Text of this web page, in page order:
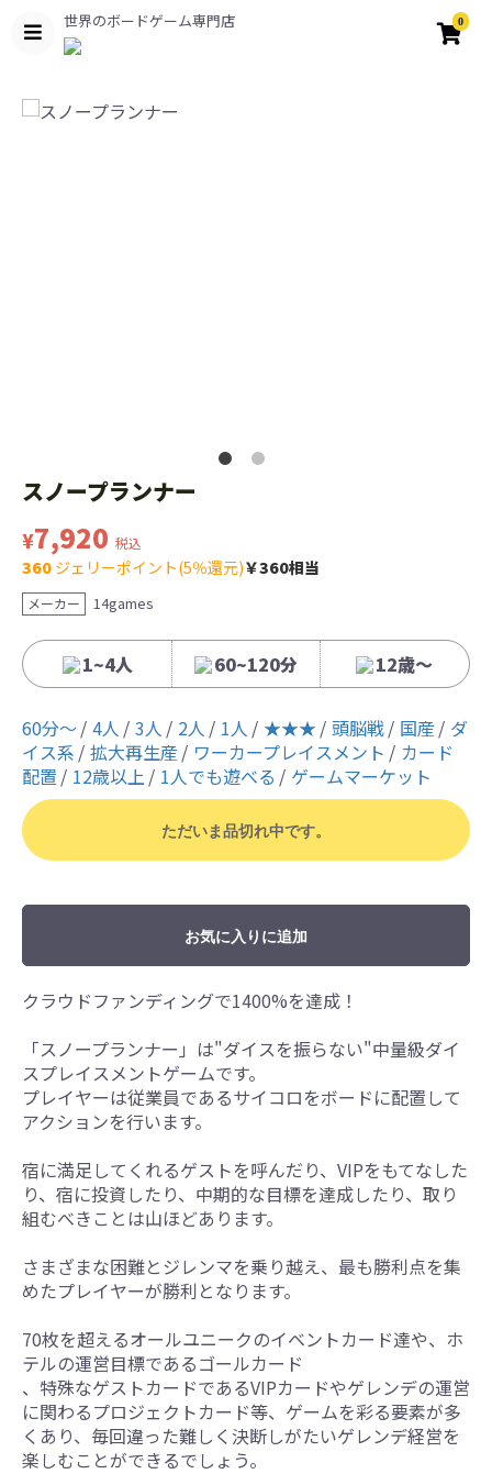
世界のボードゲーム専門店 0
スノープランナー
¥7,920 税込
360 ジェリーポイント(5％還元)￥360相当
メーカー 14games
1~4人 60~120分 12歳〜
60分〜 4人 3人 2人 1人 ★★★ 頭脳戦 国産
ダ
イス系
拡大再生産 ワーカープレイスメント
カード
配置
12歳以上 1人でも遊べる ゲームマーケット
ただいま品切れ中です。
お気に入りに追加
クラウドファンディングで1400%を達成！
「スノープランナー」は"ダイスを振らない"中量級ダイ
スプレイスメントゲームです。
プレイヤーは従業員であるサイコロをボードに配置して
アクションを行います。
宿に満足してくれるゲストを呼んだり、VIPをもてなした
り、宿に投資したり、中期的な目標を達成したり、取り
組むべきことは山ほどあります。
さまざまな困難とジレンマを乗り越え、最も勝利点を集
めたプレイヤーが勝利となります。
70枚を超えるオールユニークのイベントカード達や、ホ
テルの運営目標であるゴールカード
、特殊なゲストカードであるVIPカードやゲレンデの運営
に関わるプロジェクトカード等、ゲームを彩る要素が多
くあり、毎回違った難しく決断しがたいゲレンデ経営を
楽しむことができるでしょう。